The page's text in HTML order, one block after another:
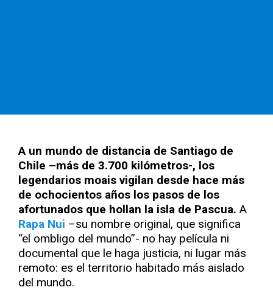
A un mundo de distancia de Santiago de
Chile –más de 3.700 kilómetros-, los
legendarios moais vigilan desde hace más
de ochocientos años los pasos de los
afortunados que hollan la isla de Pascua. A
Rapa Nui –su nombre original, que significa
“el ombligo del mundo”- no hay película ni
documental que le haga justicia, ni lugar más
remoto: es el territorio habitado más aislado
del mundo.